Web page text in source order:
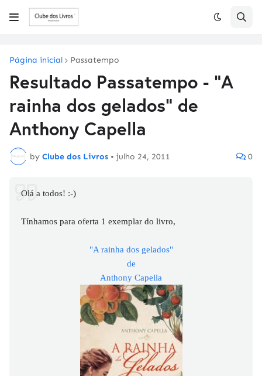
Página inicial Passatempo
Resultado Passatempo - "A
rainha dos gelados" de
Anthony Capella
by Clube dos Livros • julho 24, 2011 0
Olá a todos! :-)
Tínhamos para oferta 1 exemplar do livro,
"A rainha dos gelados"
de
Anthony Capella